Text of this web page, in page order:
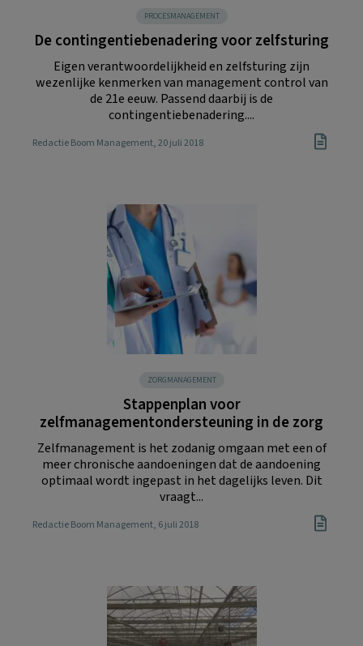
PROCESMANAGEMENT
De contingentiebenadering voor zelfsturing
Eigen verantwoordelijkheid en zelfsturing zijn
wezenlijke kenmerken van management control van
de 21e eeuw. Passend daarbij is de
contingentiebenadering....
Redactie Boom Management, 20 juli 2018
ZORGMANAGEMENT
Stappenplan voor
zelfmanagementondersteuning in de zorg
Zelfmanagement is het zodanig omgaan met een of
meer chronische aandoeningen dat de aandoening
optimaal wordt ingepast in het dagelijks leven. Dit
vraagt...
Redactie Boom Management, 6 juli 2018